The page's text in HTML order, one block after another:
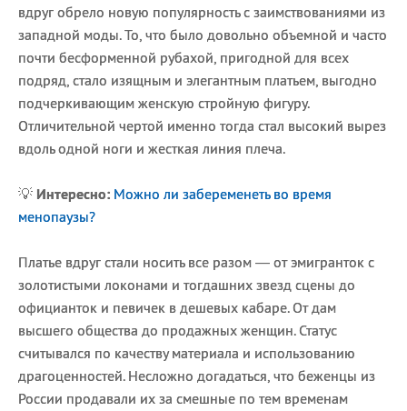
вдруг обрело новую популярность с заимствованиями из
западной моды. То, что было довольно объемной и часто
почти бесформенной рубахой, пригодной для всех
подряд, стало изящным и элегантным платьем, выгодно
подчеркивающим женскую стройную фигуру.
Отличительной чертой именно тогда стал высокий вырез
вдоль одной ноги и жесткая линия плеча.
💡 Интересно: Можно ли забеременеть во время
менопаузы?
Платье вдруг стали носить все разом — от эмигранток с
золотистыми локонами и тогдашних звезд сцены до
официанток и певичек в дешевых кабаре. От дам
высшего общества до продажных женщин. Статус
считывался по качеству материала и использованию
драгоценностей. Несложно догадаться, что беженцы из
России продавали их за смешные по тем временам